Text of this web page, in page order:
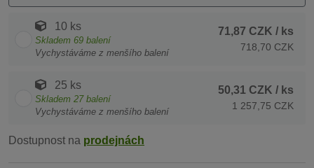
10 ks
Skladem 69 balení
Vychystáváme z menšího balení
71,87 CZK / ks
718,70 CZK
25 ks
Skladem 27 balení
Vychystáváme z menšího balení
50,31 CZK / ks
1 257,75 CZK
Dostupnost na prodejnách